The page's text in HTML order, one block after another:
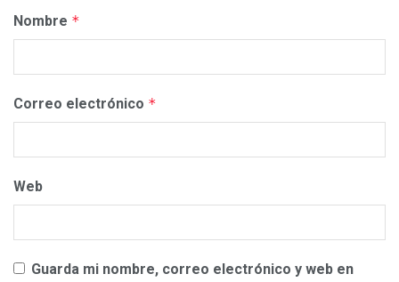
Nombre *
Correo electrónico *
Web
Guarda mi nombre, correo electrónico y web en